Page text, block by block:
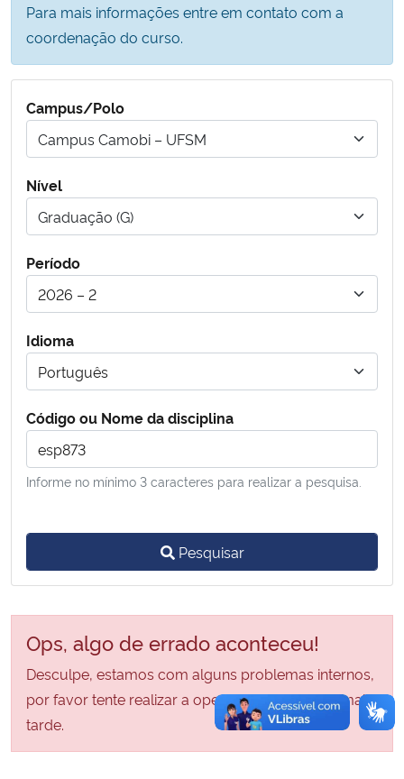
Ministério da Saúde
Ministério de Minas e Energia
Ministério da Ciência, Tecnologia, Inovações e Comunicações
Ministério do Meio Ambiente
Ministério do Desenvolvimento Regional
Controladoria-Geral da União
Ministério da Mulher, da Família e dos Direitos Humanos
Secretaria de Governo
Banco Central do Brasil
Planalto
Para mais informações entre em contato com a
coordenação do curso.
Campus/Polo
Campus Camobi – UFSM
Nível
Graduação (G)
Período
Idioma
Código ou Nome da disciplina
Informe no mínimo 3 caracteres para realizar a pesquisa.
Pesquisar
Ops, algo de errado aconteceu!
Desculpe, estamos com alguns problemas internos,
por favor tente realizar a operação novamente mais
tarde.